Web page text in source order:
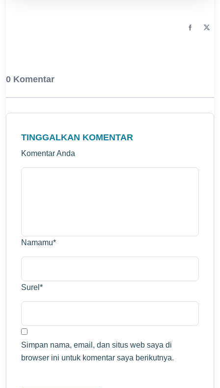
0 Komentar
TINGGALKAN KOMENTAR
Komentar Anda
Namamu*
Surel *
Simpan nama, email, dan situs web saya di
browser ini untuk komentar saya berikutnya.